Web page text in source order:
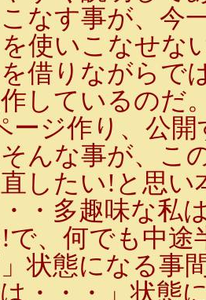
なす事が、今
使いこなせな
を借りながらで
しているのだ
ージ作り、公
んな事が、こ
したい!と思
・多趣味な私
で、何でも中
状態になる事
・・・」状態